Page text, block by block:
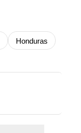
Honduras